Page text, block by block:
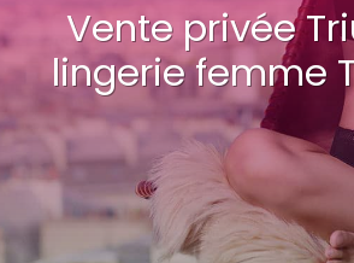
Vente privée
lingerie femme